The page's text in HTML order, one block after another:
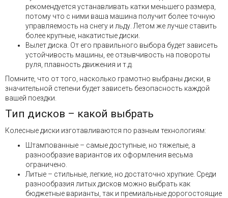
рекомендуется устанавливать катки меньшего размера,
потому что с ними ваша машина получит более точную
управляемость на снегу и льду. Летом же лучше ставить
более крупные, накатистые диски.
Вылет диска. От его правильного выбора будет зависеть
устойчивость машины, ее отзывчивость на повороты
руля, плавность движения и т.д.
Помните, что от того, насколько грамотно выбраны диски, в
значительной степени будет зависеть безопасность каждой
вашей поездки.
Тип дисков – какой выбрать
Колесные диски изготавливаются по разным технологиям:
Штампованные – самые доступные, но тяжелые, а
разнообразие вариантов их оформления весьма
ограничено.
Литые – стильные, легкие, но достаточно хрупкие. Среди
разнообразия литых дисков можно выбрать как
бюджетные варианты, так и премиальные дорогостоящие